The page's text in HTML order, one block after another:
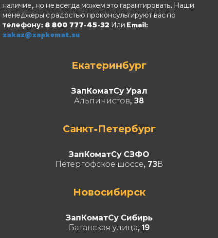
наличие, но не всегда можем это гарантировать. Наши
менеджеры с радостью проконсультируют вас по
телефону: 8 800 777-45-32 Или Email:
zakaz@zapkomat.su
Екатеринбург
ЗапКоматСу Урал
Альпинистов, 38
Санкт-Петербург
ЗапКоматСу СЗФО
Петергофское шоссе, 73В
Новосибирск
ЗапКоматСу Сибирь
Баганская улица, 19